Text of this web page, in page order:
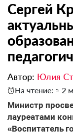
Сергей
Автор: Юлия
На чтение: ≈ 2
Министр
лауреатами
«Воспитатель